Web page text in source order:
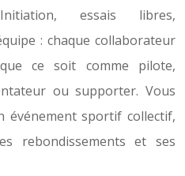
essais libres,
: chaque collaborateur
ce soit comme pilote,
ou supporter. Vous
événement sportif collectif,
rebondissements et ses